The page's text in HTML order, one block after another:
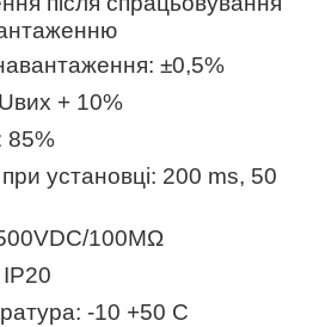
±0,5%
+ 10%
85%
установці: 200 ms, 50
VDC/100MΩ
-10 +50 С